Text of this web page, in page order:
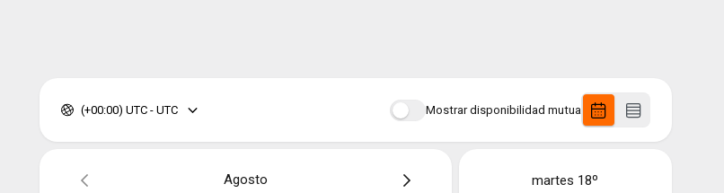
Mostrar disponibilidad mutua
(+00:00) UTC - UTC
Agosto martes 18º